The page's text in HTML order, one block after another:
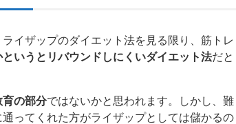
イザップのダイエット法を見る限り、筋トレ
というとリバウンドしにくいダイエット法だと
育の部分ではないかと思われます。しかし、難
ってくれた方がライザップとしては儲かるの